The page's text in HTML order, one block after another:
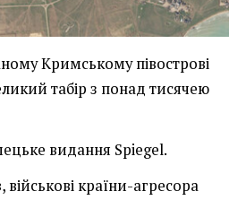
Кримському півострові
табір з понад тисячею
видання Spiegel.
країни-агресора